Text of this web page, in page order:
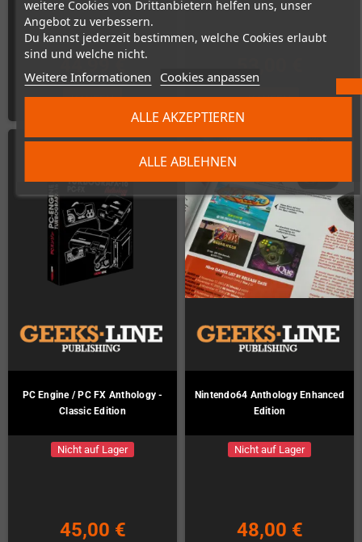
weitere Cookies von Drittanbietern helfen uns, unser
Angebot zu verbessern.
Du kannst jederzeit bestimmen, welche Cookies erlaubt
sind und welche nicht.
Weitere Informationen Cookies anpassen
ALLE ABLEHNEN
ALLE AKZEPTIEREN
44,99 €
KAUFEN KAUFEN
PC Engine / PC FX Anthology -
Classic Edition
Nicht auf Lager
45,00 €
Nintendo64 Anthology Enhanced
Edition
Nicht auf Lager
48,00 €